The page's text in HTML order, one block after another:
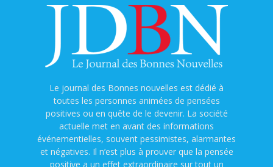
Le journal des Bonnes nouvelles est dédié à
toutes les personnes animées de pensées
positives ou en quête de le devenir. La société
actuelle met en avant des informations
événementielles, souvent pessimistes, alarmantes
et négatives. Il n’est plus à prouver que la pensée
positive a un effet extraordinaire sur tout un